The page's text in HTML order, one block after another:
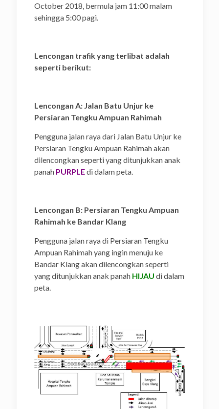
October 2018, bermula jam 11:00 malam
sehingga 5:00 pagi.
Lencongan trafik yang terlibat adalah
seperti berikut:
Lencongan A: Jalan Batu Unjur ke
Persiaran Tengku Ampuan Rahimah
Pengguna jalan raya dari Jalan Batu Unjur ke
Persiaran Tengku Ampuan Rahimah akan
dilencongkan seperti yang ditunjukkan anak
panah PURPLEdi dalam peta.
Lencongan B: Persiaran Tengku Ampuan
Rahimah ke Bandar Klang
Pengguna jalan raya di Persiaran Tengku
Ampuan Rahimah yang ingin menuju ke
Bandar Klang akan dilencongkan seperti
yang ditunjukkan anak panah HIJAU di dalam
peta.